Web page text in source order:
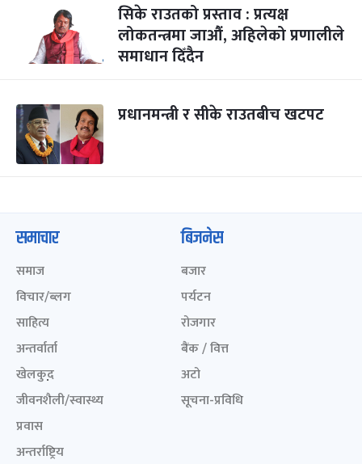
सिके राउतको प्रस्ताव : प्रत्यक्ष
लोकतन्त्रमा जाऔं, अहिलेको प्रणालीले
समाधान दिँदैन
प्रधानमन्त्री र सीके राउतबीच खटपट
समाचार
समाज
विचार/ब्लग
साहित्य
अन्तर्वार्ता
खेलकुद़़
जीवनशैली/स्वास्थ्य
प्रवास
अन्तर्राष्ट्रिय
बिजनेस
बजार
पर्यटन
रोजगार
बैंक / वित्त
अटो
सूचना-प्रविधि